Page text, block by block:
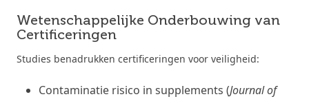
Wetenschappelijke Onderbouwing van
Certificeringen
Studies benadrukken certificeringen voor veiligheid:
Contaminatie risico in supplements (Journal of